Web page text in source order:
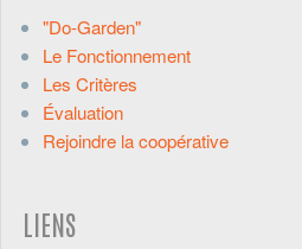
"Do-Garden"
Le Fonctionnement
Les Critères
Évaluation
Rejoindre la coopérative
LIENS